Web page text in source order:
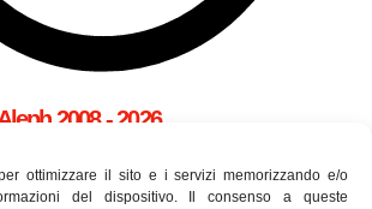
ottimizzare il sito e i servizi memorizzando e/o
del dispositivo. Il consenso a queste
2008 - 2026